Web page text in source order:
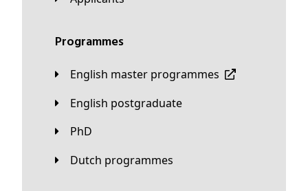
Programmes
English master programmes
English postgraduate
PhD
Dutch programmes